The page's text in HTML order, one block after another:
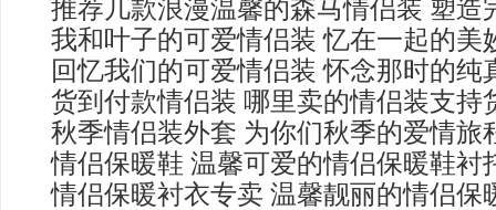
推荐几款浪漫温馨的森马情侣装 塑造
我和叶子的可爱情侣装 忆在一起的美
回忆我们的可爱情侣装 怀念那时的纯
货到付款情侣装 哪里卖的情侣装支持
秋季情侣装外套 为你们秋季的爱情旅
情侣保暖鞋 温馨可爱的情侣保暖鞋衬
情侣保暖衬衣专卖 温馨靓丽的情侣保